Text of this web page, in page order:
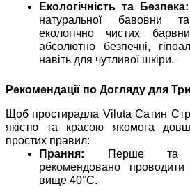
Екологічність та Безпека:
натуральної бавовни
екологічно чистих
абсолютно безпечні,
навіть для чутливої шкіри.
Рекомендації по Догляду для
Щоб простирадла Viluta Сатин
якістю та красою якомога
простих правил:
Прання: Перше та
рекомендовано
вище 40°C.